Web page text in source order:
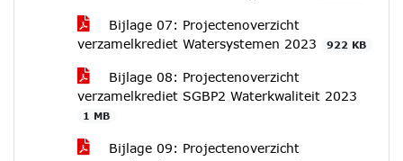
Bijlage 07: Projectenoverzicht
verzamelkrediet Watersystemen 2023
922 KB
Bijlage 08: Projectenoverzicht
verzamelkrediet SGBP2 Waterkwaliteit 2023
1 MB
Bijlage 09: Projectenoverzicht